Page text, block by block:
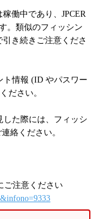
働中であり、JPCER
。類似のフィッシン
き続きご注意くださ
ト情報 (ID やパスワー
ださい。
した際には、フィッシ
絡ください。
ご注意ください